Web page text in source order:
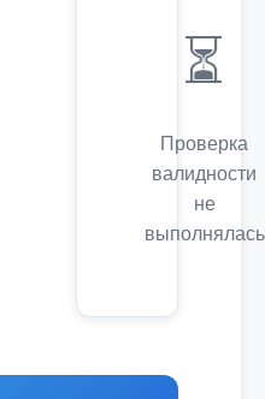
⏳
Проверка
валидности
не
выполнялась